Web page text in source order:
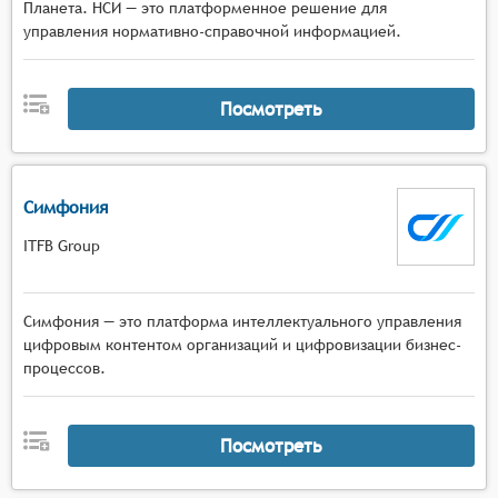
Планета. НСИ — это платформенное решение для
управления нормативно-справочной информацией.
Посмотреть
Симфония
ITFB Group
Симфония — это платформа интеллектуального управления
цифровым контентом организаций и цифровизации бизнес-
процессов.
Посмотреть